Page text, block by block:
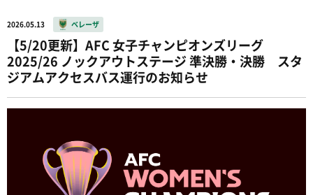
2026.05.13 ベレーザ
【5/20更新】AFC 女子チャンピオンズリーグ
2025/26 ノックアウトステージ 準決勝・決勝 スタ
ジアムアクセスバス運行のお知らせ